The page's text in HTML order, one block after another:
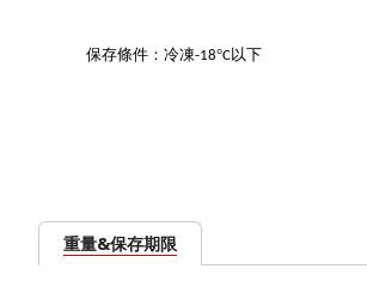
保存條件：冷凍-18°C以下
重量&保存期限